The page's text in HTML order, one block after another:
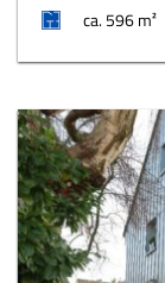
ca. 596 m²